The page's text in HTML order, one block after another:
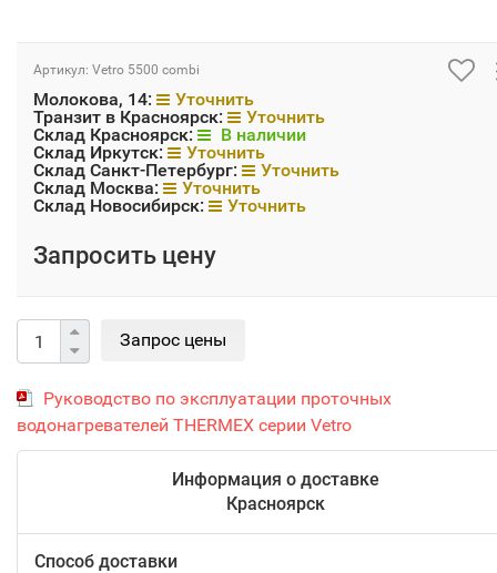
Артикул: Vetro 5500 combi
Молокова, 14:
Уточнить
Транзит в Красноярск:
Уточнить
Склад Красноярск:
В наличии
Склад Иркутск:
Уточнить
Склад Санкт-Петербург:
Уточнить
Склад Москва:
Уточнить
Склад Новосибирск:
Уточнить
Запросить цену
Руководство по эксплуатации проточных
водонагревателей THERMEX серии Vetro
Информация о доставке
Красноярск
Способ доставки